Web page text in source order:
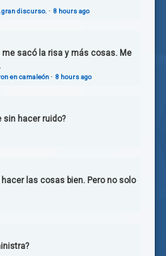
gran discurso. · 8 hours ago
sacó la risa y más cosas. Me
en camaleón· 8 hours ago
sin hacer ruido?
hacer las cosas bien. Pero no solo